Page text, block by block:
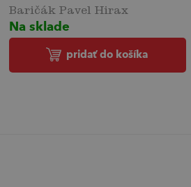
Baričák Pavel Hirax
Na sklade
pridať do košíka